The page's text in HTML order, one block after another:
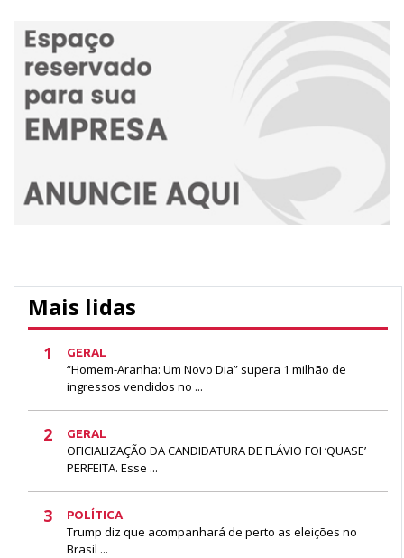
Mais lidas
1 GERAL
“Homem-Aranha: Um Novo Dia” supera 1 milhão de
ingressos vendidos no ...
2 GERAL
OFICIALIZAÇÃO DA CANDIDATURA DE FLÁVIO FOI ‘QUASE’
PERFEITA. Esse ...
3 POLÍTICA
Trump diz que acompanhará de perto as eleições no
Brasil ...